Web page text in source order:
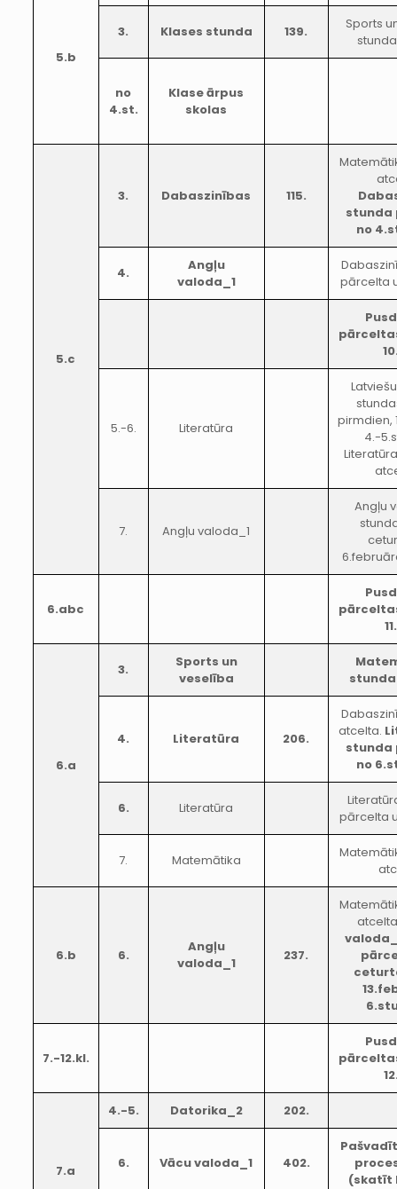
5.b
3. Klases stunda 139.
Sports
no
4.st.
Klase ārpus
skolas
5.c
3. Dabaszinības 115.
stunda
no
4.
Angļu
valoda_1
pārcelta
5.-6. Literatūra
pirmdien,
4.-
7. Angļu valoda_1
Angļu
6.abc
6.a
3.
Sports un
veselība
4. Literatūra 206.
atcelta.
stunda
no
6. Literatūra
pārcelta
7. Matemātika
6.b 6.
Angļu
valoda_1
237.
7.-12.kl.
7.a
4.-5. Datorika_2 202.
6. Vācu valoda_1 402.
(skatīt